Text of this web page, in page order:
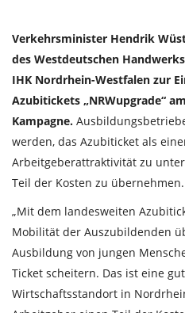
Verkehrsminister Hendrik
des Westdeutschen
IHK Nordrhein-Westfalen zur
Azubitickets „NRWupgrade“
Kampagne.
werden, das Azubiticket als
Arbeitgeberattraktivität zu
Teil der Kosten zu übernehmen.
„Mit dem landesweiten
Mobilität der Auszubildenden
Ausbildung von jungen
Ticket scheitern. Das ist eine
Wirtschaftsstandort in